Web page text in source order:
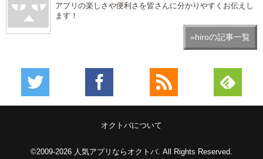
アプリの楽しさや便利さを皆さんに分かりやすくお伝えし
ます！
»hiroの記事一覧
オクトバについて
©2009-2026 人気アプリならオクトバ. All Rights Reserved.